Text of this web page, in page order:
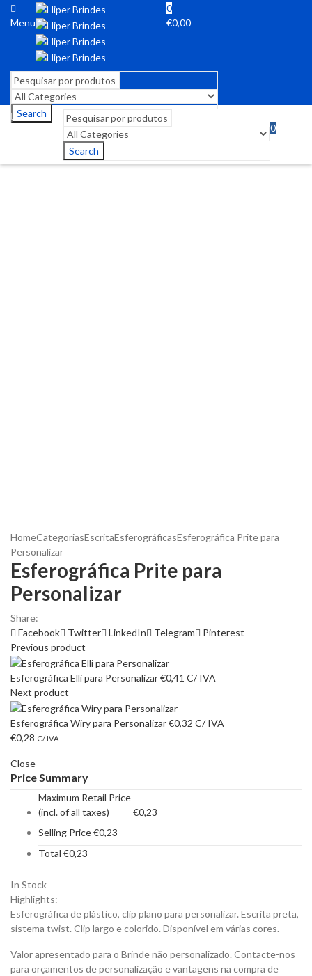
Menu
0
€0,00
Search
Search
0
HomeCategoriasEscritaEsferográficasEsferográfica Prite para
Personalizar
Esferográfica Prite para
Personalizar
Share:
Facebook
Twitter LinkedIn Telegram
Pinterest
Previous product
Esferográfica Elli para Personalizar€0,41 C/ IVA
Next product
Esferográfica Wiry para Personalizar€0,32 C/ IVA
€0,28 C/ IVA
Close
Price Summary
Maximum Retail Price
(incl. of all taxes)
€0,23
Selling Price€0,23
Total €0,23
In Stock
Highlights:
Esferográfica de plástico, clip plano para personalizar. Escrita preta,
sistema twist. Clip largo e colorido. Disponível em várias cores.
Valor apresentado para o Brinde não personalizado. Contacte-nos
para orçamentos de personalização e vantagens na compra de